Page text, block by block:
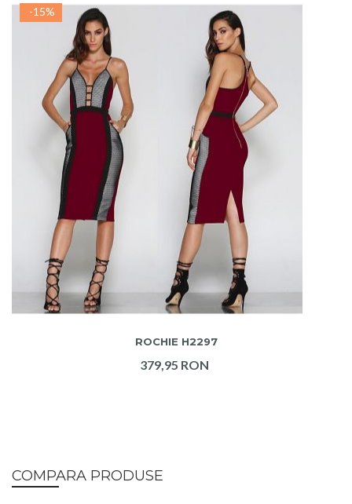
-15%
ADAUGA IN COS
ROCHIE H2297
379,95 RON
COMPARA PRODUSE